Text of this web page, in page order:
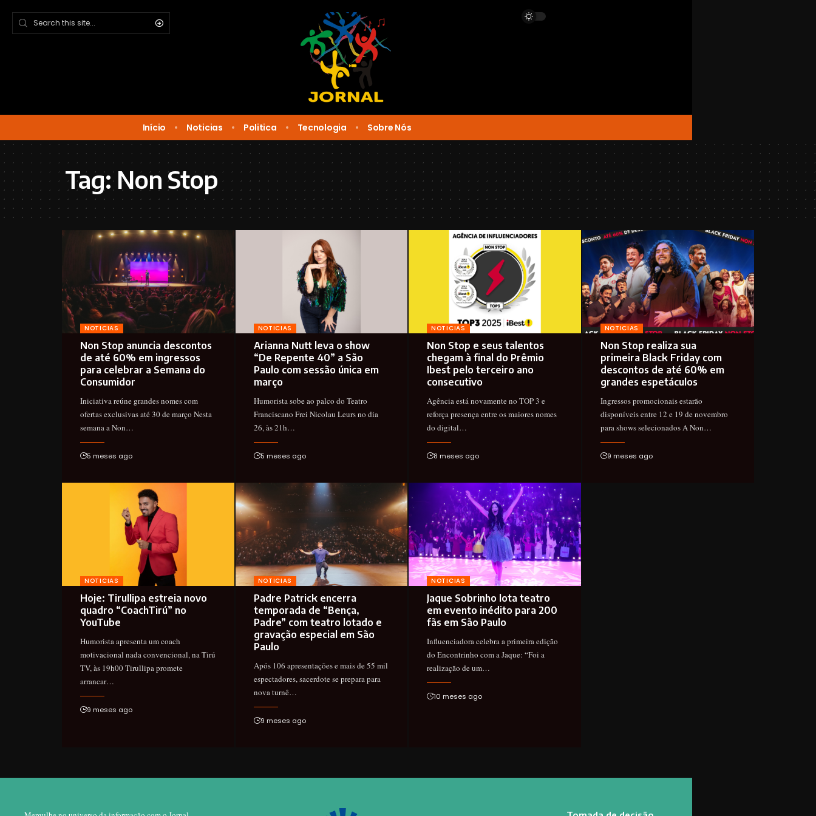
Início Noticias Politica Tecnologia Sobre Nós
Tag:Non Stop
NOTICIAS
Non Stop anuncia descontos
de até 60% em ingressos
para celebrar a Semana do
Consumidor
Iniciativa reúne grandes nomes com
ofertas exclusivas até 30 de março Nesta
semana a Non…
5 meses ago
NOTICIAS
Arianna Nutt leva o show
“De Repente 40” a São
Paulo com sessão única em
março
Humorista sobe ao palco do Teatro
Franciscano Frei Nicolau Leurs no dia
26, às 21h…
5 meses ago
NOTICIAS
Non Stop e seus talentos
chegam à final do Prêmio
Ibest pelo terceiro ano
consecutivo
Agência está novamente no TOP 3 e
reforça presença entre os maiores nomes
do digital…
8 meses ago
NOTICIAS
Non Stop realiza sua
primeira Black Friday com
descontos de até 60% em
grandes espetáculos
Ingressos promocionais estarão
disponíveis entre 12 e 19 de novembro
para shows selecionados A Non…
9 meses ago
NOTICIAS
Hoje: Tirullipa estreia novo
quadro “CoachTirú” no
YouTube
Humorista apresenta um coach
motivacional nada convencional, na Tirú
TV, às 19h00 Tirullipa promete
arrancar…
9 meses ago
NOTICIAS
Padre Patrick encerra
temporada de “Bença,
Padre” com teatro lotado e
gravação especial em São
Paulo
Após 106 apresentações e mais de 55 mil
espectadores, sacerdote se prepara para
nova turnê…
9 meses ago
NOTICIAS
Jaque Sobrinho lota teatro
em evento inédito para 200
fãs em São Paulo
Influenciadora celebra a primeira edição
do Encontrinho com a Jaque: “Foi a
realização de um…
10 meses ago